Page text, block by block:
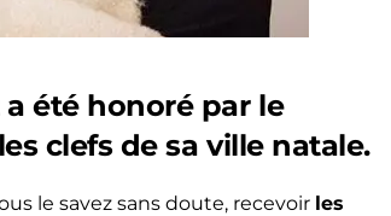
été honoré par le
clefs de sa ville natale.
le savez sans doute, recevoir les